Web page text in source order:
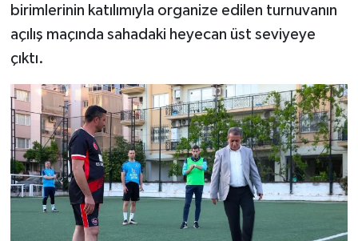
birimlerinin katılımıyla organize edilen turnuvanın
açılış maçında sahadaki heyecan üst seviyeye
çıktı.